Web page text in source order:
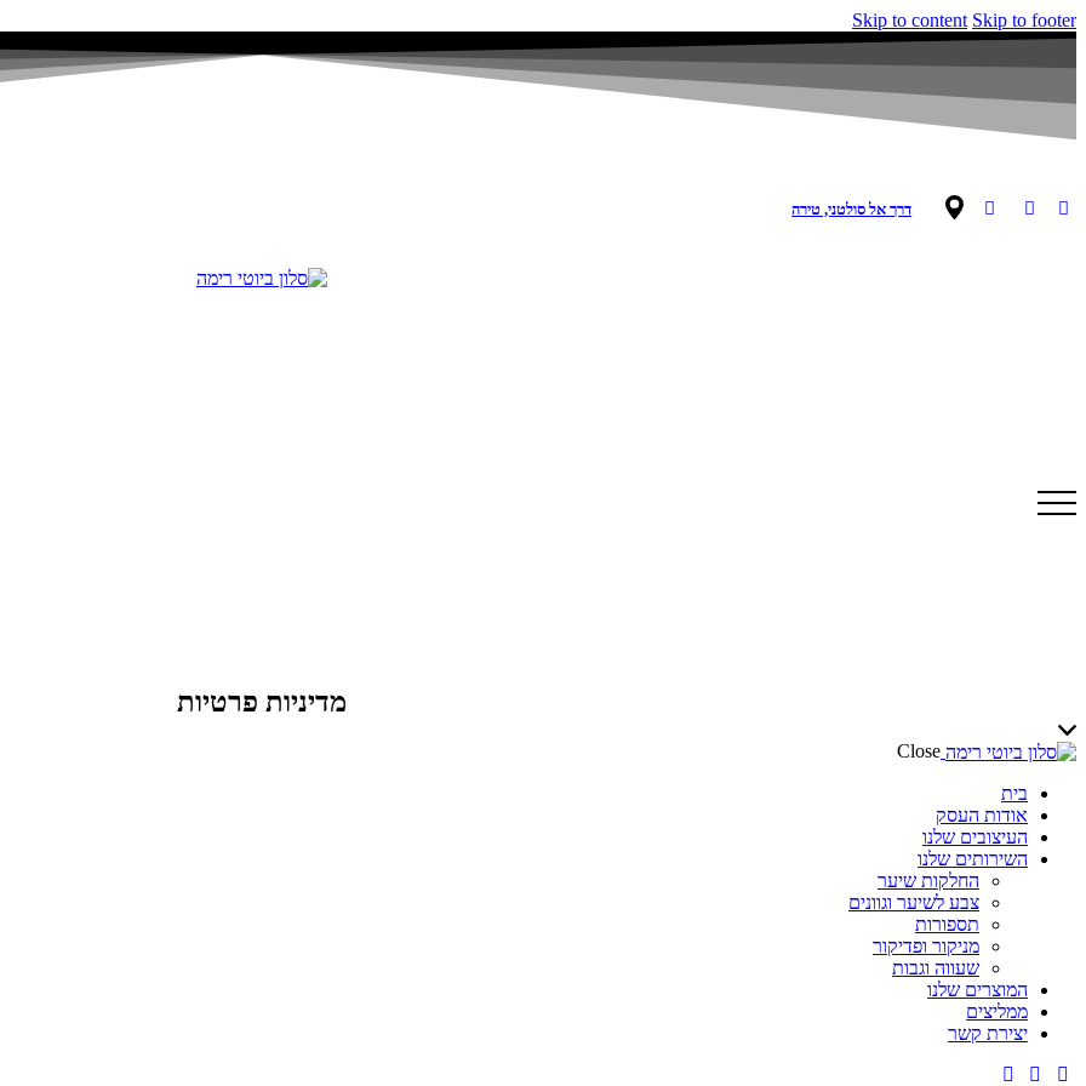
Skip to content Skip to footer
דרך אל סולטני, טירה
מדיניות פרטיות
Close
בית
אודות העסק
העיצובים שלנו
השירותים שלנו
החלקות שיער
צבע לשיער וגוונים
תספורות
מניקור ופדיקור
שעווה וגבות
המוצרים שלנו
ממליצים
יצירת קשר